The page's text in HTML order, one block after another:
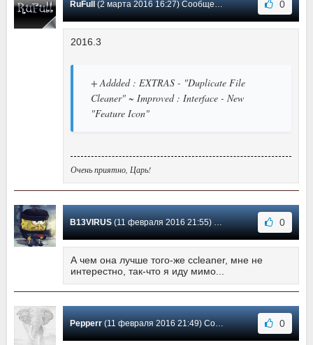
RuFull(2 марта 2016 16:27) Сообщение #17 0
2016.3
+ Addded : EXTRAS - "Duplicate File
Cleaner" ~ Improved : Interface - New
"Feature Icon"
Очень приятно, Царь!
B13VIRUS(11 февраля 2016 21:55) Сообщение #16 0
А чем она лучше того-же ccleaner, мне не
интерестно, так-что я иду мимо...
Pepperr(11 февраля 2016 21:49) Сообщение #15 0